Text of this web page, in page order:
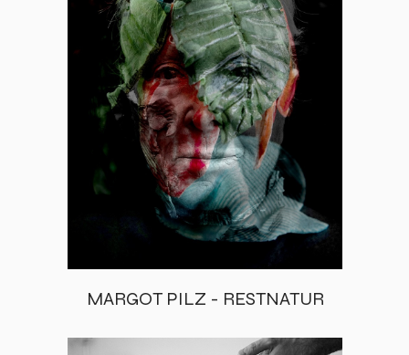
MARGOT PILZ - RESTNATUR